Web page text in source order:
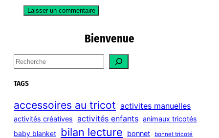
Bienvenue
S
e
a
c
h
TAGS
accessoires au tricot activites manuelles
activités créatives activités enfants animaux tricotés
baby blanket bilan lecture bonnet bonnet tricoté